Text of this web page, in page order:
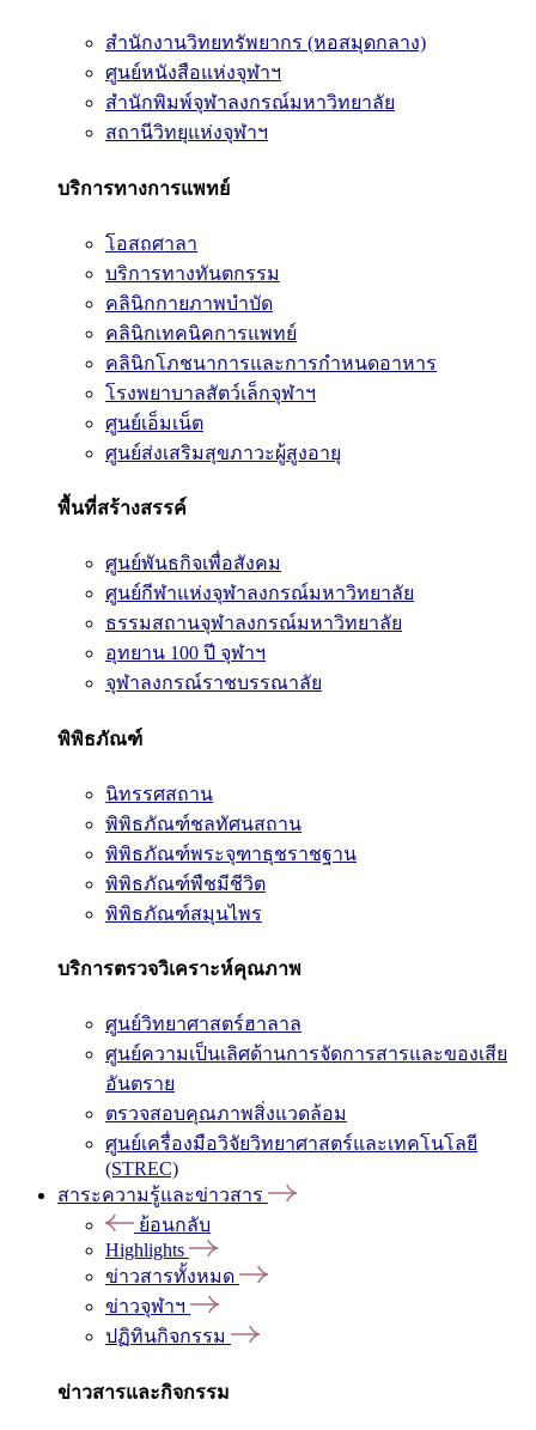
สำนักงานวิทยทรัพยากร (หอสมุดกลาง)
ศูนย์หนังสือแห่งจุฬาฯ
สำนักพิมพ์จุฬาลงกรณ์มหาวิทยาลัย
สถานีวิทยุแห่งจุฬาฯ
บริการทางการแพทย์
โอสถศาลา
บริการทางทันตกรรม
คลินิกกายภาพบำบัด
คลินิกเทคนิคการแพทย์
คลินิกโภชนาการและการกำหนดอาหาร
โรงพยาบาลสัตว์เล็กจุฬาฯ
ศูนย์เอ็มเน็ต
ศูนย์ส่งเสริมสุขภาวะผู้สูงอายุ
พื้นที่สร้างสรรค์
ศูนย์พันธกิจเพื่อสังคม
ศูนย์กีฬาแห่งจุฬาลงกรณ์มหาวิทยาลัย
ธรรมสถานจุฬาลงกรณ์มหาวิทยาลัย
อุทยาน 100 ปี จุฬาฯ
จุฬาลงกรณ์ราชบรรณาลัย
พิพิธภัณฑ์
นิทรรศสถาน
พิพิธภัณฑ์ชลทัศนสถาน
พิพิธภัณฑ์พระจุฑาธุชราชฐาน
พิพิธภัณฑ์พืชมีชีวิต
พิพิธภัณฑ์สมุนไพร
บริการตรวจวิเคราะห์คุณภาพ
ศูนย์วิทยาศาสตร์ฮาลาล
ศูนย์ความเป็นเลิศด้านการจัดการสารและของเสีย
อันตราย
ตรวจสอบคุณภาพสิ่งแวดล้อม
ศูนย์เครื่องมือวิจัยวิทยาศาสตร์และเทคโนโลยี
(STREC)
สาระความรู้และข่าวสาร
ย้อนกลับ
Highlights
ข่าวสารทั้งหมด
ข่าวจุฬาฯ
ปฏิทินกิจกรรม
ข่าวสารและกิจกรรม